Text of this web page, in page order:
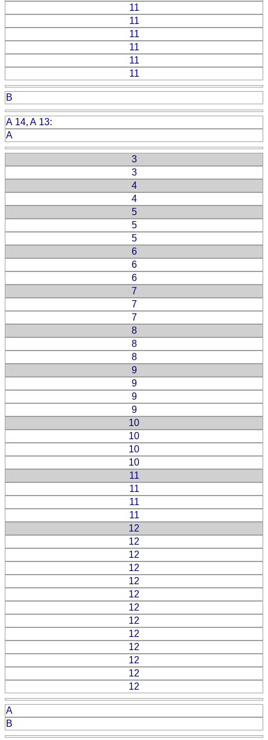
11
11
11
11
11
11
B
A 14, A 13:
A
3
3
4
4
5
5
5
6
6
6
7
7
7
8
8
8
9
9
9
9
10
10
10
10
11
11
11
11
12
12
12
12
12
12
12
12
12
12
12
12
12
A
B